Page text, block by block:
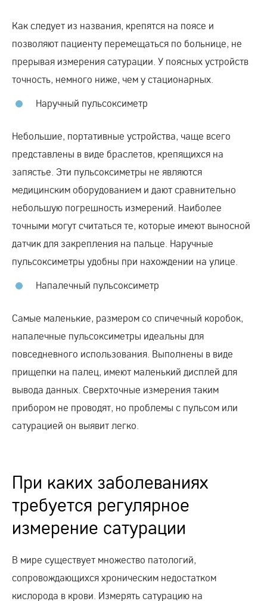
Как следует из названия, крепятся на поясе и
позволяют пациенту перемещаться по больнице, не
прерывая измерения сатурации. У поясных устройств
точность, немного ниже, чем у стационарных.
Наручный пульсоксиметр
Небольшие, портативные устройства, чаще всего
представлены в виде браслетов, крепящихся на
запястье. Эти пульсоксиметры не являются
медицинским оборудованием и дают сравнительно
небольшую погрешность измерений. Наиболее
точными могут считаться те, которые имеют выносной
датчик для закрепления на пальце. Наручные
пульсоксиметры удобны при нахождении на улице.
Напалечный пульсоксиметр
Самые маленькие, размером со спичечный коробок,
напалечные пульсоксиметры идеальны для
повседневного использования. Выполнены в виде
прищепки на палец, имеют маленький дисплей для
вывода данных. Сверхточные измерения таким
прибором не проводят, но проблемы с пульсом или
сатурацией он выявит легко.
При каких заболеваниях
требуется регулярное
измерение сатурации
В мире существует множество патологий,
сопровождающихся хроническим недостатком
кислорода в крови. Измерять сатурацию на